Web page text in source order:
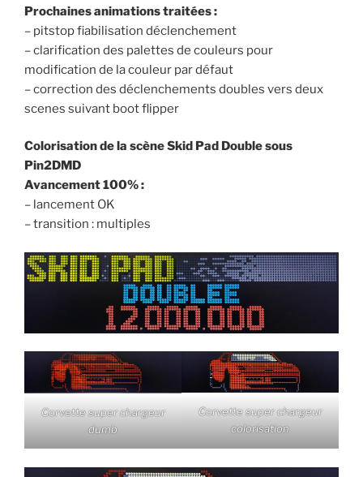
Prochaines animations traitées :
– pitstop fiabilisation déclenchement
– clarification des palettes de couleurs pour
modification de la couleur par défaut
– correction des déclenchements doubles vers deux
scenes suivant boot flipper
Colorisation de la scène Skid Pad Double sous
Pin2DMD
Avancement 100% :
– lancement OK
– transition : multiples
Corvette super chargeur
dumb
Corvette super chargeur
colorisation